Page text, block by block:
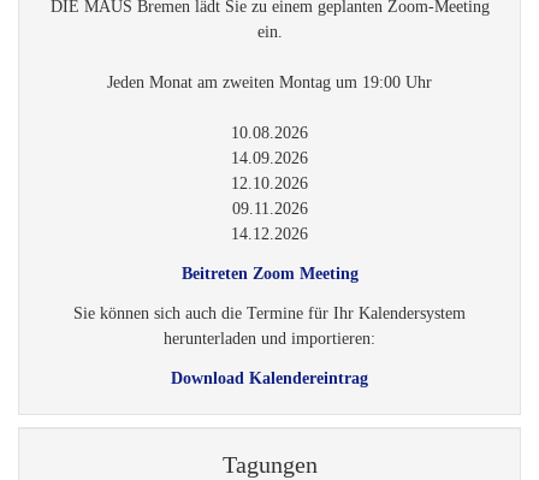
DIE MAUS Bremen lädt Sie zu einem geplanten Zoom-Meeting
ein.
Jeden Monat am zweiten Montag um 19:00 Uhr
10.08.2026
14.09.2026
12.10.2026
09.11.2026
14.12.2026
Beitreten Zoom Meeting
Sie können sich auch die Termine für Ihr Kalendersystem
herunterladen und importieren:
Download Kalendereintrag
Tagungen